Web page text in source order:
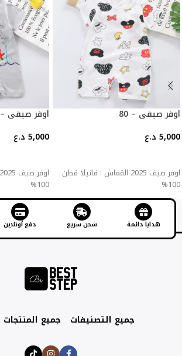
اوفر صيفي – 80
5,000 د.ع
اوفر صيف 2025 القماش : فانيلا قطن
100%
اوفر صيفي – 80
5,000 د.ع
100%
هدايا دائمة شحن سريع دفع أونلاين
جميع التصنيفات جميع المنتجات